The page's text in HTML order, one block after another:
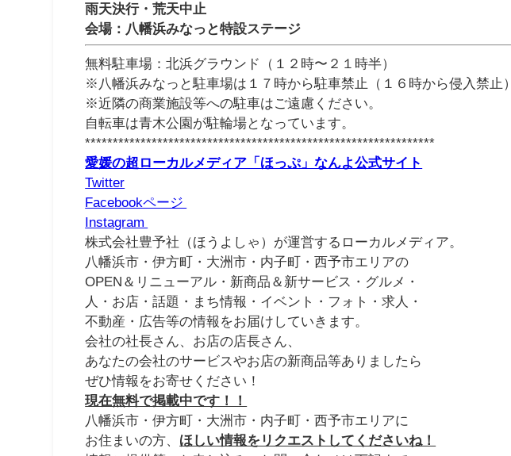
雨天決行・荒天中止
会場：八幡浜みなっと特設ステージ
無料駐車場：北浜グラウンド（１２時〜２１時半）
※八幡浜みなっと駐車場は１７時から駐車禁止（１６時から侵入禁止）
※近隣の商業施設等への駐車はご遠慮ください。
自転車は青木公園が駐輪場となっています。
***************************************************************
愛媛の超ローカルメディア「ほっぷ」なんよ公式サイト
Twitter
Facebookページ
Instagram
株式会社豊予社（ほうよしゃ）が運営するローカルメディア。
八幡浜市・伊方町・大洲市・内子町・西予市エリアの
OPEN＆リニューアル・新商品＆新サービス・グルメ・
人・お店・話題・まち情報・イベント・フォト・求人・
不動産・広告等の情報をお届けしていきます。
会社の社長さん、お店の店長さん、
あなたの会社のサービスやお店の新商品等ありましたら
ぜひ情報をお寄せください！
現在無料で掲載中です！！
八幡浜市・伊方町・大洲市・内子町・西予市エリアに
お住まいの方、 ほしい情報をリクエストしてくださいね！